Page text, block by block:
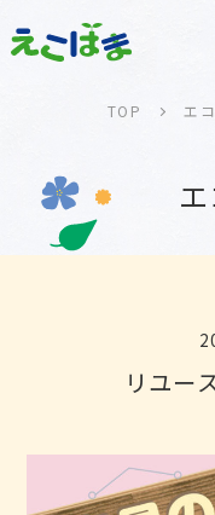
TOP エ
リユー